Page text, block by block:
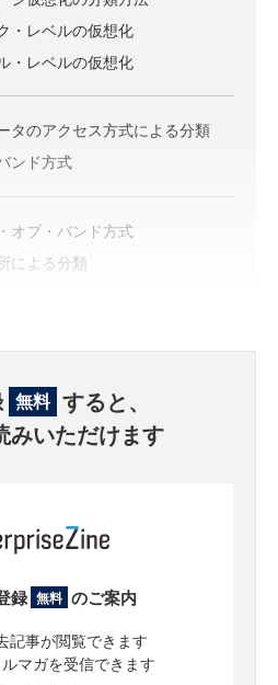
・レベルの仮想化
・レベルの仮想化
タのアクセス方式による分類
ンド方式
オブ・バンド方式
による分類
無料 すると、
みいただけます
録 無料 のご案内
記事が閲覧できます
ルマガを受信できます